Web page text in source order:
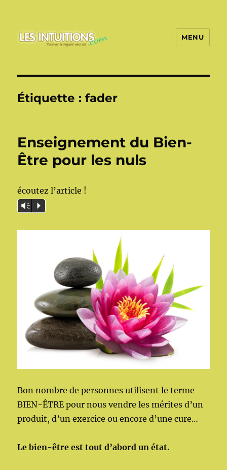
MENU
Étiquette :fader
Enseignement du Bien-
Être pour les nuls
écoutez l’article !
Vm P
Bon nombre de personnes utilisent le terme
BIEN-ÊTRE pour nous vendre les mérites d’un
produit, d’un exercice ou encore d’une cure…
Le bien-être est tout d’abord un état.